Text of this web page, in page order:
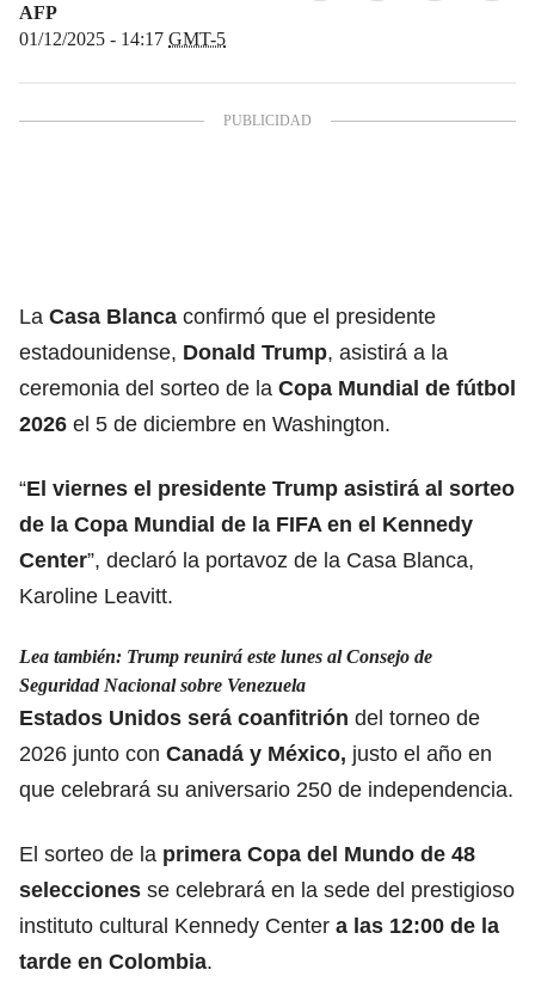
AFP
01/12/2025 - 14:17 GMT-5
La Casa Blanca confirmó que el presidente
estadounidense, Donald Trump, asistirá a la
ceremonia del sorteo de la Copa Mundial de fútbol
2026 el 5 de diciembre en Washington.
“El viernes el presidente Trump asistirá al sorteo
de la Copa Mundial de la FIFA en el Kennedy
Center”, declaró la portavoz de la Casa Blanca,
Karoline Leavitt.
Lea también: Trump reunirá este lunes al Consejo de
Seguridad Nacional sobre Venezuela
Estados Unidos será coanfitrión del torneo de
2026 junto con Canadá y México, justo el año en
que celebrará su aniversario 250 de independencia.
El sorteo de la primera Copa del Mundo de 48
selecciones se celebrará en la sede del prestigioso
instituto cultural Kennedy Center a las 12:00 de la
tarde en Colombia.